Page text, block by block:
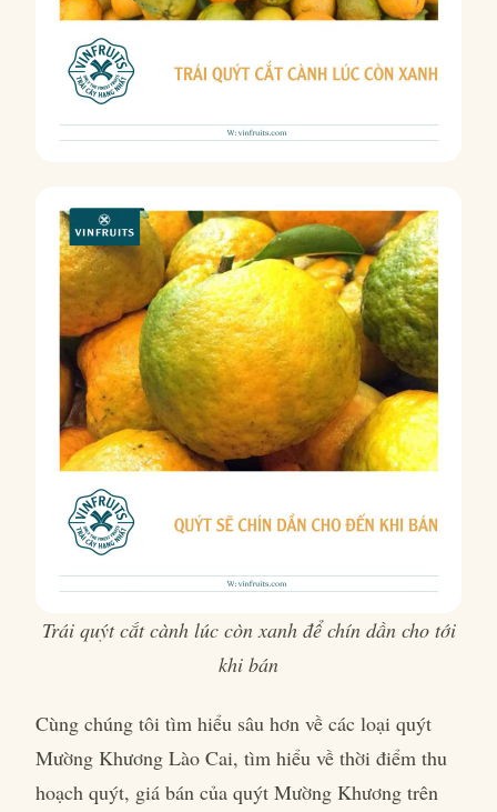
Trái quýt cắt cành lúc còn xanh để chín dần cho tới
khi bán
Cùng chúng tôi tìm hiểu sâu hơn về các loại quýt
Mường Khương Lào Cai, tìm hiểu về thời điểm thu
hoạch quýt, giá bán của quýt Mường Khương trên